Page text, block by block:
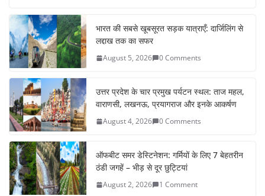
c
e
b
o
o
k
itt
er e
भारत की सबसे खूबसूरत सड़क यात्राएँ: दार्जिलिंग से
लद्दाख तक का सफर
August 5, 2026 0 Comments
उत्तर प्रदेश के चार प्रमुख पर्यटन स्थल: ताज महल,
वाराणसी, लखनऊ, प्रयागराज और इनके आकर्षण
August 4, 2026 0 Comments
ऑफबीट समर डेस्टिनेशन: गर्मियों के लिए 7 बेहतरीन
ठंडी जगहें – भीड़ से दूर छुट्टियां
August 2, 2026 1 Comment